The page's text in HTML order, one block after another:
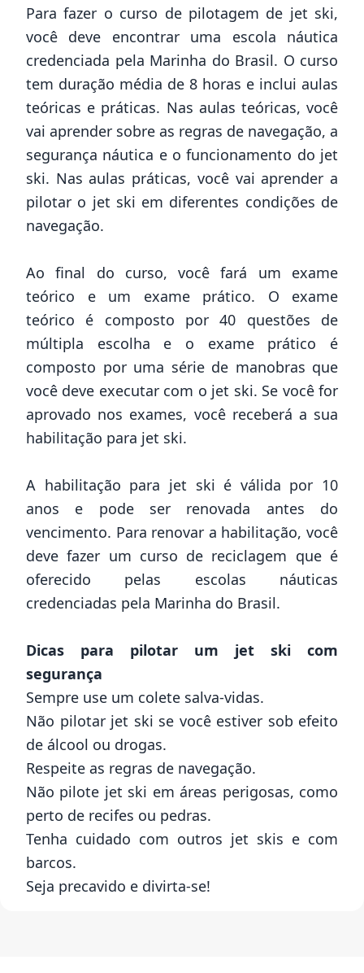
Para fazer o curso de pilotagem de jet ski,
você deve encontrar uma escola náutica
credenciada pela Marinha do Brasil. O curso
tem duração média de 8 horas e inclui aulas
teóricas e práticas. Nas aulas teóricas, você
vai aprender sobre as regras de navegação, a
segurança náutica e o funcionamento do jet
ski. Nas aulas práticas, você vai aprender a
pilotar o jet ski em diferentes condições de
navegação.
Ao final do curso, você fará um exame
teórico e um exame prático. O exame
teórico é composto por 40 questões de
múltipla escolha e o exame prático é
composto por uma série de manobras que
você deve executar com o jet ski. Se você for
aprovado nos exames, você receberá a sua
habilitação para jet ski.
A habilitação para jet ski é válida por 10
anos e pode ser renovada antes do
vencimento. Para renovar a habilitação, você
deve fazer um curso de reciclagem que é
oferecido pelas escolas náuticas
credenciadas pela Marinha do Brasil.
Dicas para pilotar um jet ski com
segurança
Sempre use um colete salva-vidas.
Não pilotar jet ski se você estiver sob efeito
de álcool ou drogas.
Respeite as regras de navegação.
Não pilote jet ski em áreas perigosas, como
perto de recifes ou pedras.
Tenha cuidado com outros jet skis e com
barcos.
Seja precavido e divirta-se!